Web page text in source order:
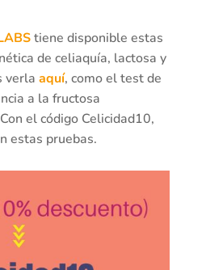
tiene disponible estas
de celiaquía, lactosa y
verla aquí, como el test de
a la fructosa
el código Celicidad10,
estas pruebas.